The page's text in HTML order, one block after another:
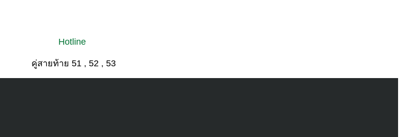
Hotline
คู่สายท้าย 51 , 52 , 53